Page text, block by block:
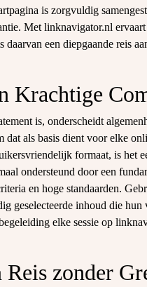
is zorgvuldig
Met linknavigator.nl
een diepgaande reis
Krachtige
is, onderscheidt
als basis dient voor elke
formaat, is het
ondersteund door een
en hoge standaarden.
geselecteerde inhoud die
elke sessie op
zonder